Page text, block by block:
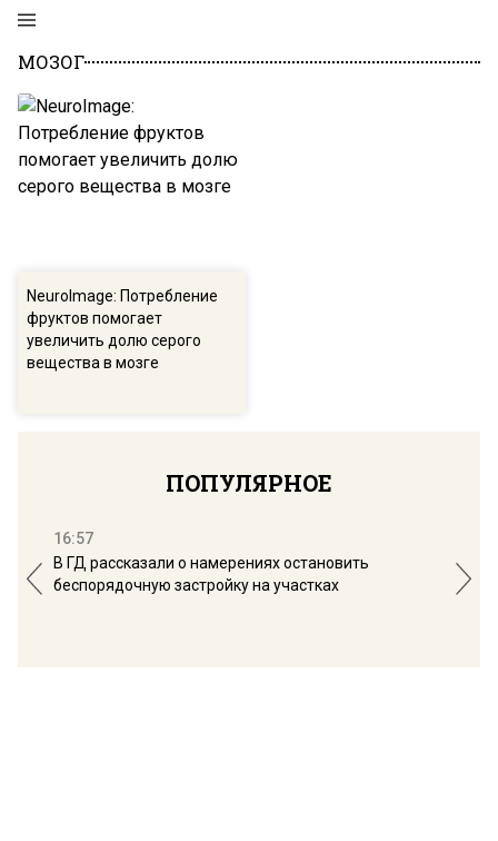
МОЗОГ
NeuroImage: Потребление
фруктов помогает
увеличить долю серого
вещества в мозге
ПОПУЛЯРНОЕ
16:57
В ГД рассказали о намерениях остановить
беспорядочную застройку на участках